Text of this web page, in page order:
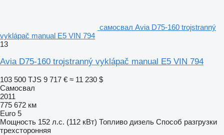
самосвал Avia D75-160 trojstranný
vyklápač manual E5 VIN 794
13
Avia D75-160 trojstranný vyklápač manual E5 VIN 794
103 500 TJS 9 717 € ≈ 11 230 $
Самосвал
2011
775 672 км
Euro 5
Мощность 152 л.с. (112 кВт) Топливо дизель Способ разгрузки
трехсторонняя